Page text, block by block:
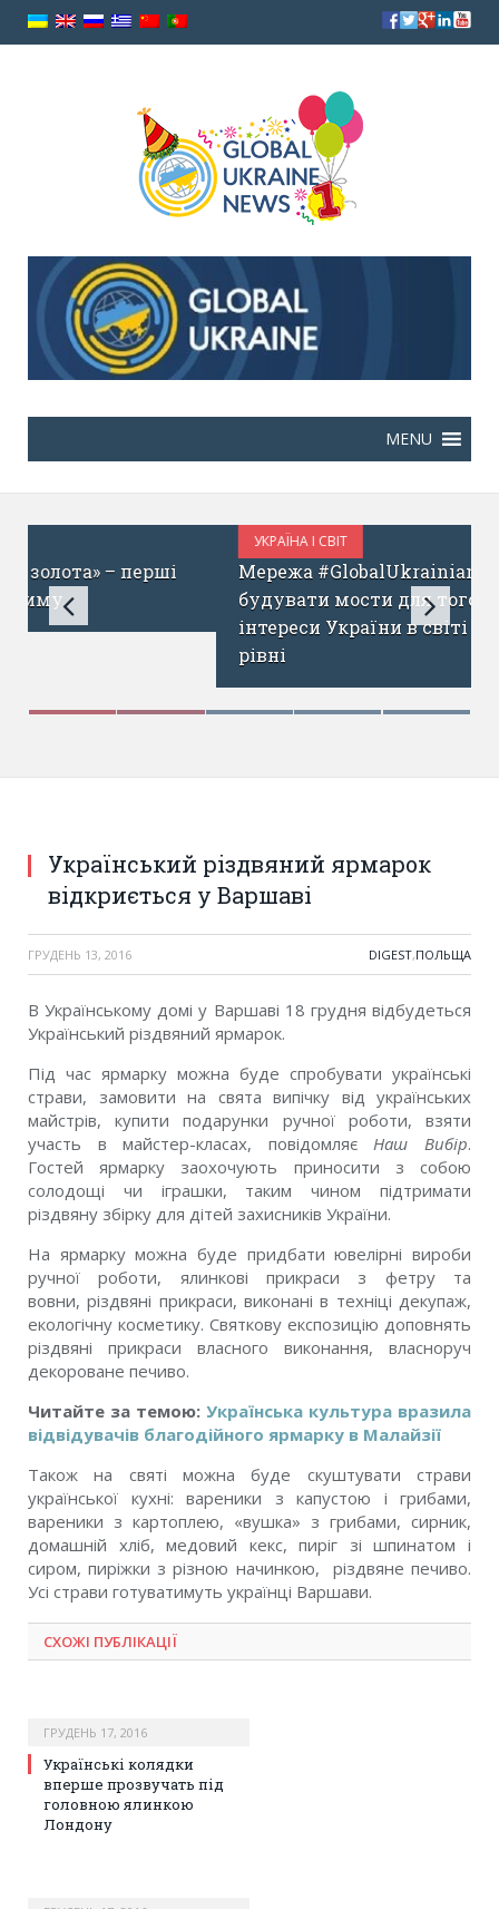
Мережа #GlobalUkrainians продовжує
будувати мости для того, щоб просувати
інтереси України в світі на глобальному
Український різдвяний ярмарок
відкриється у Варшаві
ГРУДЕНЬ 13, 2016 DIGEST,ПОЛЬЩА
В Українському домі у Варшаві 18 грудня відбудеться
Український різдвяний ярмарок.
Під час ярмарку можна буде спробувати українські
страви, замовити на свята випічку від українських
майстрів, купити подарунки ручної роботи, взяти
участь в майстер-класах, повідомляєНаш Вибір.
Гостей ярмарку заохочують приносити з собою
солодощі чи іграшки, таким чином підтримати
різдвяну збірку для дітей захисників України.
На ярмарку можна буде придбати ювелірні вироби
ручної роботи, ялинкові прикраси з фетру та
вовни, різдвяні прикраси, виконані в техніці декупаж,
екологічну косметику. Святкову експозицію доповнять
різдвяні прикраси власного виконання, власноруч
декороване печиво.
Читайте за темою: Українська культура вразила
відвідувачів благодійного ярмарку в Малайзії
Також на святі можна буде скуштувати страви
української кухні: вареники з капустою і грибами,
вареники з картоплею, «вушка» з грибами, сирник,
домашній хліб, медовий кекс, пиріг зі шпинатом і
сиром, пиріжки з різною начинкою, різдвяне печиво.
Усі страви готуватимуть українці Варшави.
СХОЖІ ПУБЛІКАЦІЇ
ГРУДЕНЬ 17, 2016
Українські колядки
вперше прозвучать під
головною ялинкою
Лондону